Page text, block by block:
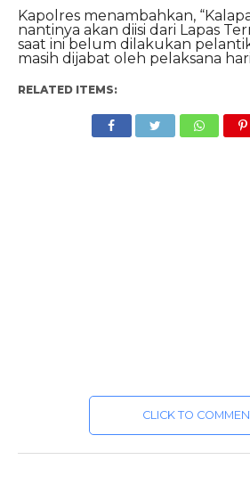
Kapolres menambahkan,
nantinya akan diisi dari Lapas
saat ini belum dilakukan
masih dijabat oleh pelaksana
RELATED ITEMS:
CLICK TO